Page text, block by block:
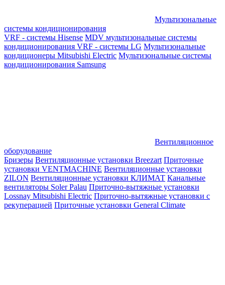
Мультизональные
системы кондиционирования
VRF - системы Hisense MDV мультизональные системы
кондиционирования VRF - системы LG Мультизональные
кондиционеры Mitsubishi Electric Мультизональные системы
кондиционирования Samsung
Вентиляционное
оборудование
Бризеры Вентиляционные установки Breezart Приточные
установки VENTMACHINE Вентиляционные установки
ZILON Вентиляционные установки КЛИМАТ Канальные
вентиляторы Soler Palau Приточно-вытяжные установки
Lossnay Mitsubishi Electric Приточно-вытяжные установки с
рекуперацией Приточные установки General Climate